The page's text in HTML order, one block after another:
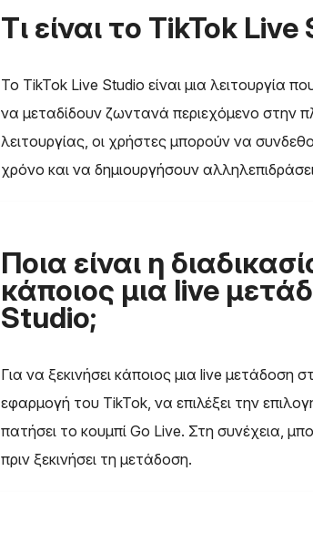
Τι είναι το TikTok
Το TikTok Live Studio είναι μια λειτουργία
να μεταδίδουν ζωντανά περιεχόμενο
λειτουργίας, οι χρήστες μπορούν να
χρόνο και να δημιουργήσουν
Ποια είναι η
κάποιος μια live
Studio;
Για να ξεκινήσει κάποιος μια live μετάδοση
εφαρμογή του TikTok, να επιλέξει την
πατήσει το κουμπί Go Live. Στη συνέχεια,
πριν ξεκινήσει τη μετάδοση.